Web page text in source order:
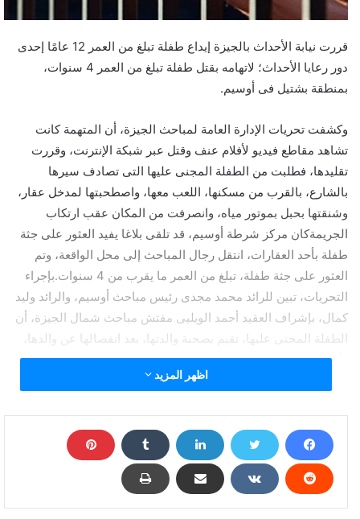
قررت نيابة الأحداث بالجيزة إيداع طفلة تبلغ من العمر 12 عامًا إحدى
دور رعايا الأحداث؛ لاتهامه بقتل طفلة تبلغ من العمر 4 سنوات،
بمنطقة بشتيل فى أوسيم.
وكشفت تحريات الإدارة العامة لمباحث الجيزة، أن المتهمة كانت
تشاهد مقاطع فيديو لأفلام عنف وقتل عبر شبكة الإنترنت، وقررت
تقليدها، فطلبت من الطفلة المجنى عليها التى تصادف سيرها
بالشارع، بالقرب من مسكنها، اللعب معها، واصطحبتها لمدخل عقار،
وشنقتها بحبل بموتور مياه، وانصرفت من المكان عقب ارتكاب
الجريمةكان مركز شرطة أوسيم، قد تلقى بلاغا يفيد العثور على جثة
طفلة بأحد العقارات، انتقل رجال المباحث إلى محل الواقعة، وتم
العثور على جثة طفلة، تبلغ من العمر ما يقرب من 4 سنوات.بإجراء
التحريات، تبين للرائد محمد مجدى رئيس مباحث أوسيم، والرائد وليد
كمال، بإشراف العقيد أحمد الويليى مفتش مباحث شمال الجيزة، أن
الطفلة المجنى عليها، تقيم بصحبة والدتها، بعد انفصالها عن والدها،
وأنها أثناء لهوها باشلارع، بالقرب من منزل والدتها، طلبت منها طفلة
تبلغ من العمر 12 سنة اللعب معها بمدخل عقار، ثم خنقتها وعلقتها
اللواء محمود طارق مرزوق مدير أمن الجيزة، واللواء محمود السبيلى
مدير الإدارة العامة لمباحث الجيزة، وباشرت النيابة التحقيق.
اظهر المزيد